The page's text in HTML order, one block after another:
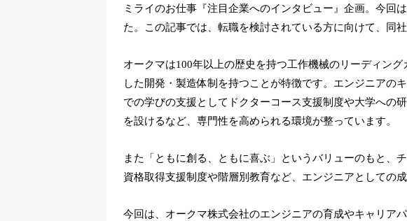
ミライのお仕事『注目企業へのインタビュー』企画。今回
た。この記事では、転職を検討されている方に向けて、同
オークマは100年以上の歴史を持つ工作機械のリーディン
した開発・製造体制を持つことが特徴です。エンジニアの
での学びの支援としてドクターコース支援制度や大学への
を設けるなど、専門性を高められる環境が整っています。
また「ともに創る、ともに喜ぶ」というバリューのもと、
資格取得支援制度や階層別教育など、エンジニアとしての
今回は、オークマ株式会社のエンジニアの育成やキャリア